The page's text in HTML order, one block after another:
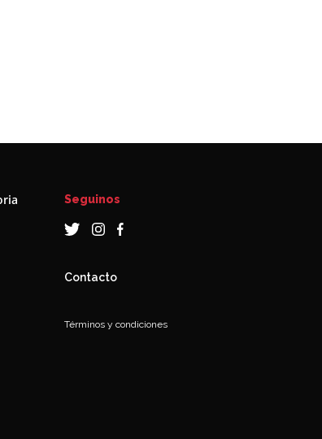
Seguinos
Contacto
Términos y condiciones